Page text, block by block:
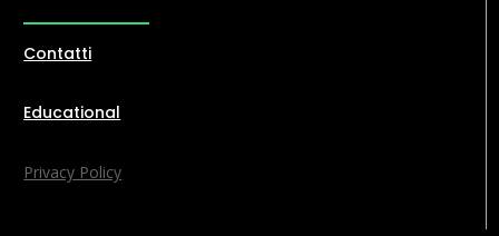
Contatti
Educational
Privacy Policy